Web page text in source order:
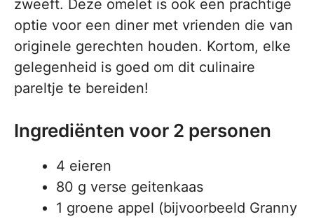
zweeft. Deze omelet is ook een prachtige
optie voor een diner met vrienden die van
originele gerechten houden. Kortom, elke
gelegenheid is goed om dit culinaire
pareltje te bereiden!
Ingrediënten voor 2 personen
4 eieren
80 g verse geitenkaas
1 groene appel (bijvoorbeeld Granny